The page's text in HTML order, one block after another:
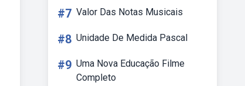
#7 Valor Das Notas Musicais
#8 Unidade De Medida Pascal
#9 Uma Nova Educação Filme
Completo